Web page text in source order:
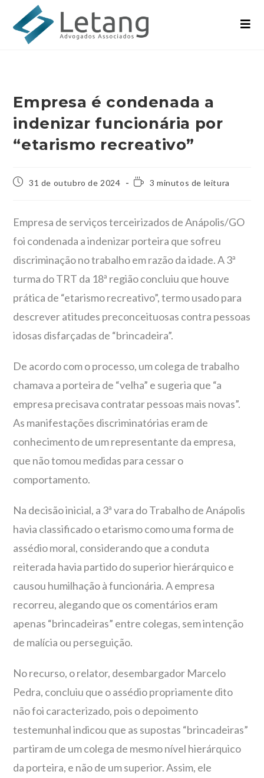
Empresa é condenada a
indenizar funcionária por
“etarismo recreativo”
31 de outubro de 2024 3 minutos de leitura
Empresa de serviços terceirizados de Anápolis/GO
foi condenada a indenizar porteira que sofreu
discriminação no trabalho em razão da idade. A 3ª
turma do TRT da 18ª região concluiu que houve
prática de “etarismo recreativo”, termo usado para
descrever atitudes preconceituosas contra pessoas
idosas disfarçadas de “brincadeira”.
De acordo com o processo, um colega de trabalho
chamava a porteira de “velha” e sugeria que “a
empresa precisava contratar pessoas mais novas”.
As manifestações discriminatórias eram de
conhecimento de um representante da empresa,
que não tomou medidas para cessar o
comportamento.
Na decisão inicial, a 3ª vara do Trabalho de Anápolis
havia classificado o etarismo como uma forma de
assédio moral, considerando que a conduta
reiterada havia partido do superior hierárquico e
causou humilhação à funcionária. A empresa
recorreu, alegando que os comentários eram
apenas “brincadeiras” entre colegas, sem intenção
de malícia ou perseguição.
No recurso, o relator, desembargador Marcelo
Pedra, concluiu que o assédio propriamente dito
não foi caracterizado, pois o depoimento
testemunhal indicou que as supostas “brincadeiras”
partiram de um colega de mesmo nível hierárquico
da porteira, e não de um superior. Assim, ele